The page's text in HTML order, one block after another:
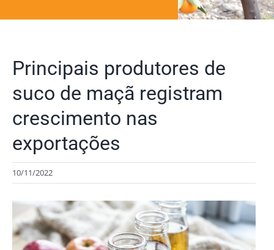
Principais produtores de
suco de maçã registram
crescimento nas
exportações
10/11/2022
View
Larger
Image